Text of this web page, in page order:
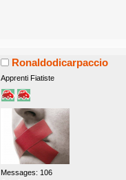
Ronaldodicarpaccio
Apprenti Fiatiste
Messages: 106